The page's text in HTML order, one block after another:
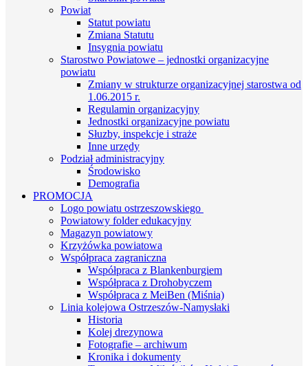
Powiat
Statut powiatu
Zmiana Statutu
Insygnia powiatu
Starostwo Powiatowe – jednostki organizacyjne
powiatu
Zmiany w strukturze organizacyjnej starostwa od
1.06.2015 r.
Regulamin organizacyjny
Jednostki organizacyjne powiatu
Słuzby, inspekcje i straże
Inne urzędy
Podział administracyjny
Środowisko
Demografia
PROMOCJA
Logo powiatu ostrzeszowskiego
Powiatowy folder edukacyjny
Magazyn powiatowy
Krzyżówka powiatowa
Współpraca zagraniczna
Współpraca z Blankenburgiem
Współpraca z Drohobyczem
Współpraca z MeiBen (Miśnia)
Linia kolejowa Ostrzeszów-Namysłaki
Historia
Kolej drezynowa
Fotografie – archiwum
Kronika i dokumenty